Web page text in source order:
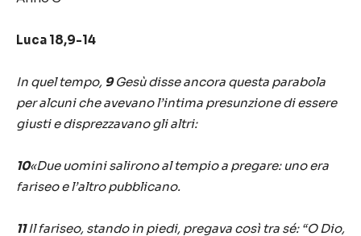
Luca 18,9-14
In quel tempo, 9Gesù disse ancora questa parabola
per alcuni che avevano l’intima presunzione di essere
giusti e disprezzavano gli altri:
10«Due uomini salirono al tempio a pregare: uno era
fariseo e l’altro pubblicano.
11Il fariseo, stando in piedi, pregava così tra sé: “O Dio,